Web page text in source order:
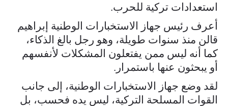
استعدادات تركية للحرب.
أعرف رئيس جهاز الاستخبارات الوطنية إبراهيم
قالن منذ سنوات طويلة، وهو رجل بالغ الذكاء،
كما أنه ليس ممن يفتعلون المشكلات لأنفسهم
أو يبحثون عنها باستمرار.
لقد وضع جهاز الاستخبارات الوطنية، إلى جانب
القوات المسلحة التركية، ليس يده فحسب، بل